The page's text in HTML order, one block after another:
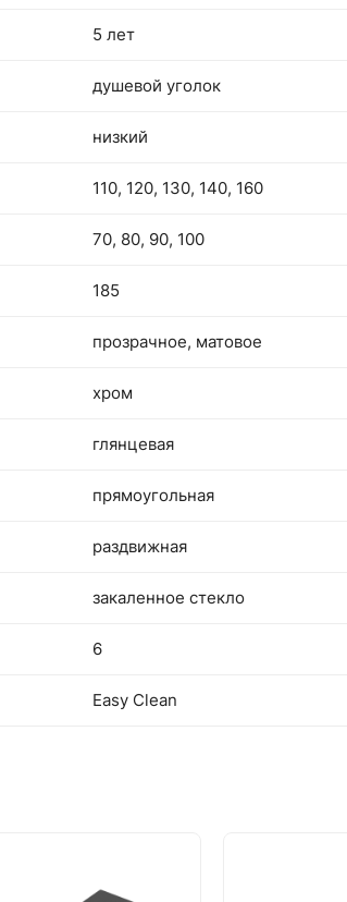
5 лет
душевой уголок
низкий
110, 120, 130, 140, 160
70, 80, 90, 100
185
прозрачное, матовое
хром
глянцевая
прямоугольная
раздвижная
закаленное стекло
6
Easy Clean